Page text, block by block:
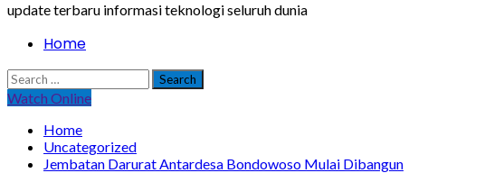
update terbaru informasi teknologi seluruh dunia
PrimaryHome
Search
for:
Watch Online
Home
Uncategorized
Jembatan Darurat Antardesa Bondowoso Mulai Dibangun